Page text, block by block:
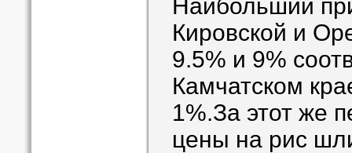
Наибольший
Кировской и
9.5% и 9%
Камчатском
1%.За этот же
цены на рис